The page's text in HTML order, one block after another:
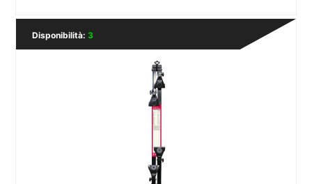
Disponibilità: 3